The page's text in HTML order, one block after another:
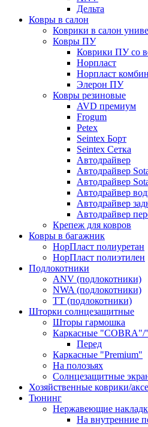
Дельта
Ковры в салон
Коврики в салон
Ковры ПУ
Коврики ПУ со
Норпласт
Норпласт
Элерон ПУ
Ковры резиновые
AVD премиум
Frogum
Petex
Seintex Борт
Seintex Сетка
Автодрайвер
Автодрайвер
Автодрайвер
Автодрайвер
Автодрайвер
Автодрайвер
Крепеж для ковров
Ковры в багажник
НорПласт полиуретан
НорПласт полиэтилен
Подлокотники
ANV (подлокотники)
NWA (подлокотники)
TT (подлокотники)
Шторки солнцезащитные
Шторы гармошка
Каркасные
Перед
Каркасные "Premium"
На полозьях
Солнцезащитные
Хозяйственные коврики/
Тюнинг
Нержавеющие
На внутренние